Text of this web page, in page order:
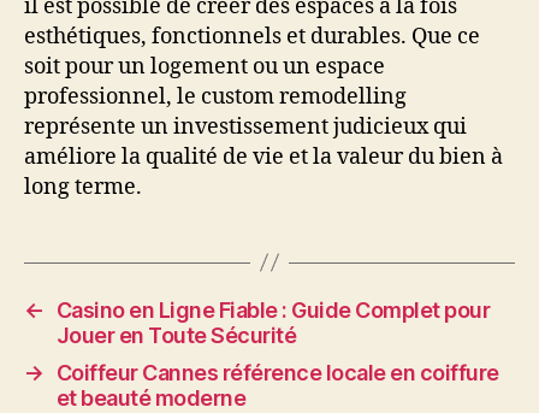
il est possible de créer des espaces à la fois
esthétiques, fonctionnels et durables. Que ce
soit pour un logement ou un espace
professionnel, le custom remodelling
représente un investissement judicieux qui
améliore la qualité de vie et la valeur du bien à
long terme.
←
Casino en Ligne Fiable : Guide Complet pour
Jouer en Toute Sécurité
→
Coiffeur Cannes référence locale en coiffure
et beauté moderne